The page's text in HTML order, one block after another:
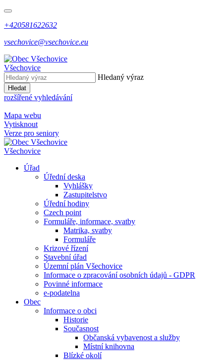
+420581622632
vsechovice@vsechovice.eu
Všechovice
Hledaný výraz
Hledat
rozšířené vyhledávání
Mapa webu
Vytisknout
Verze pro seniory
Všechovice
Úřad
Úřední deska
Vyhlášky
Zastupitelstvo
Úřední hodiny
Czech point
Formuláře, informace, svatby
Matrika, svatby
Formuláře
Krizové řízení
Stavební úřad
Územní plán Všechovice
Informace o zpracování osobních údajů - GDPR
Povinné informace
e-podatelna
Obec
Informace o obci
Historie
Současnost
Občanská vybavenost a služby
Místní knihovna
Blízké okolí